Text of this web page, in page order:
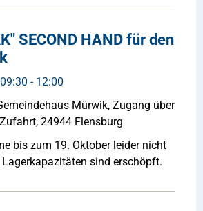
SECOND HAND für den
- 12:00
Mürwik, Zugang über
24944 Flensburg
bis zum 19. Oktober leider nicht
sind erschöpft.